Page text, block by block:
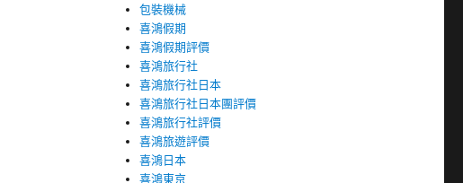
包裝機械
喜鴻假期
喜鴻假期評價
喜鴻旅行社
喜鴻旅行社日本
喜鴻旅行社日本團評價
喜鴻旅行社評價
喜鴻旅遊評價
喜鴻日本
喜鴻東京